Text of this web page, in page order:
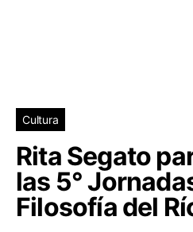
Cultura
Rita Segato
las 5°
Filosofía del